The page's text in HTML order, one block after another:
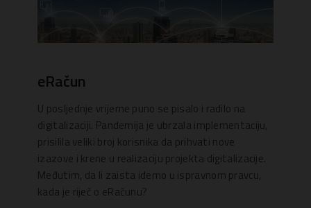
eRačun
U posljednje vrijeme puno se pisalo i radilo na
digitalizaciji. Pandemija je ubrzala implementaciju,
prisilila veliki broj korisnika da prihvati nove
izazove i krene u realizaciju projekta digitalizacije.
Međutim, da li zaista idemo u ispravnom pravcu,
kada je riječ o eRačunu?